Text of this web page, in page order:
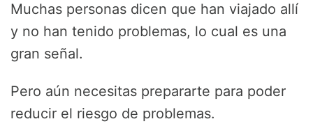
Muchas personas dicen que han viajado allí
y no han tenido problemas, lo cual es una
gran señal.
Pero aún necesitas prepararte para poder
reducir el riesgo de problemas.